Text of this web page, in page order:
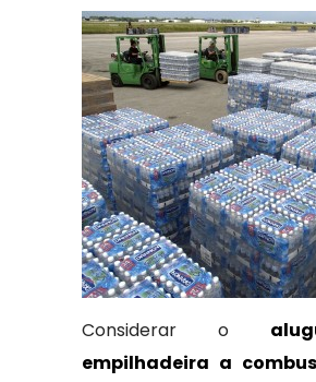
Considerar o
empilhadeira a